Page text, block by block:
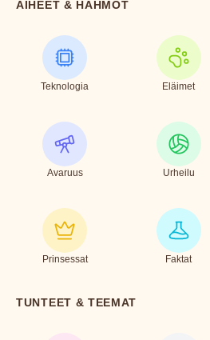
AIHEET & HAHMOT
Teknologia Eläimet
Avaruus Urheilu
Prinsessat Faktat
TUNTEET & TEEMAT